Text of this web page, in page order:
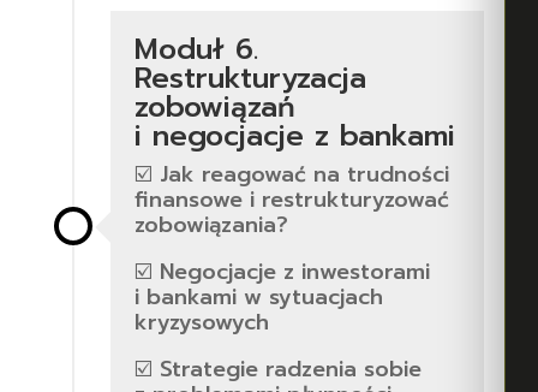
Moduł 6.
Restrukturyzacja
zobowiązań
i negocjacje z bankami
☑️ Jak reagować na trudności
finansowe i restrukturyzować
zobowiązania?
☑️ Negocjacje z inwestorami
i bankami w sytuacjach
kryzysowych
☑️ Strategie radzenia sobie